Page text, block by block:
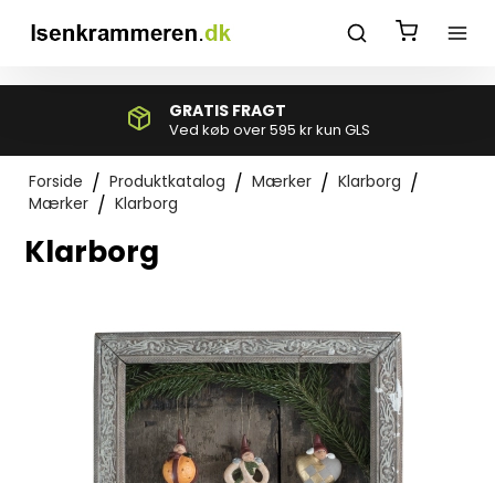
GRATIS FRAGT
Ved køb over 595 kr kun GLS
Forside / Produktkatalog / Mærker / Klarborg /
Mærker / Klarborg
Klarborg